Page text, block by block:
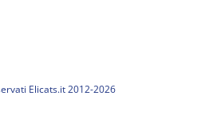
Elicats.it 2012-2026